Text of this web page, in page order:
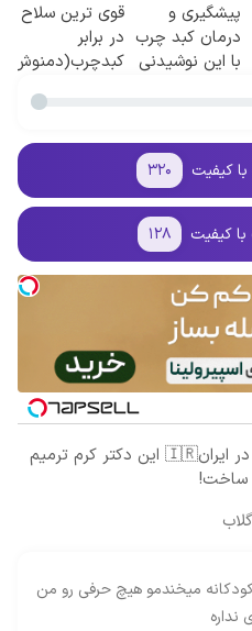
پیشگیری و
درمان کبد چرب
با این نوشیدنی
قوی ترین سلاح
در برابر
کبدچرب(دمنوش
با کیفیت ۳۲۰
با کیفیت ۱۲۸
برای اولین بار در ایران🇮🇷 این دکتر کرم ترمیم
میخندمو هیچ حرفی رو من
نداره